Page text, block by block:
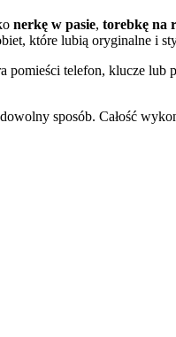
nerkę w pasie, torebkę na
które lubią oryginalne i
pomieści telefon, klucze lub
sposób. Całość